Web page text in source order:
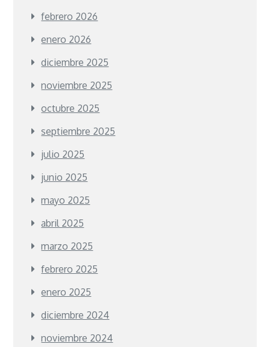
febrero 2026
enero 2026
diciembre 2025
noviembre 2025
octubre 2025
septiembre 2025
julio 2025
junio 2025
mayo 2025
abril 2025
marzo 2025
febrero 2025
enero 2025
diciembre 2024
noviembre 2024